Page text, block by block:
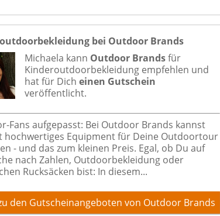
bei Outdoor Brands
Michaela kann Outdoor Brandsfür
Kinderoutdoorbekleidungempfehlen und
hat für Dich einen Gutschein
veröffentlicht.
Fans aufgepasst: Bei Outdoor Brands kannst
hochwertiges Equipment für Deine Outdoortour
- und das zum kleinen Preis. Egal, ob Du auf
nach Zahlen, Outdoorbekleidung oder
Rucksäcken bist: In diesem...
den Gutscheinangeboten von Outdoor Brands